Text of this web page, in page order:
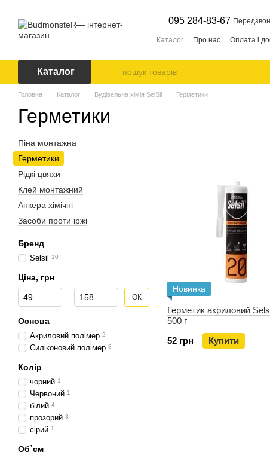
095 284-83-67
Каталог Про нас Оплата і
Каталог
Головна Каталог Будівельна хімія SelSil Герметики
Герметики
Новинка
Герметик акриловий
500 г
52 грн
Купити
Піна монтажна
Герметики
Рідкі цвяхи
Клей монтажний
Анкера хімічні
Засоби проти іржі
Бренд
Selsil 10
Ціна, грн
Від Ціна, грн
До Ціна, грн ОК
Основа
Акриловий полімер 2
Силіконовий полімер 8
Колір
чорний 1
Червоний 1
білий 4
прозорий 3
сірий 1
Об`єм